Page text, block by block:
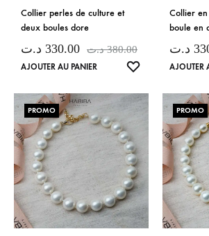
Collier perles de culture et
deux boules dore
330.00 د.ت 380.00 د.ت
AJOUTER AU PANIER
SOUHAITS
Collier
boule en
د.ت
AJOUTER
PROMO PROMO